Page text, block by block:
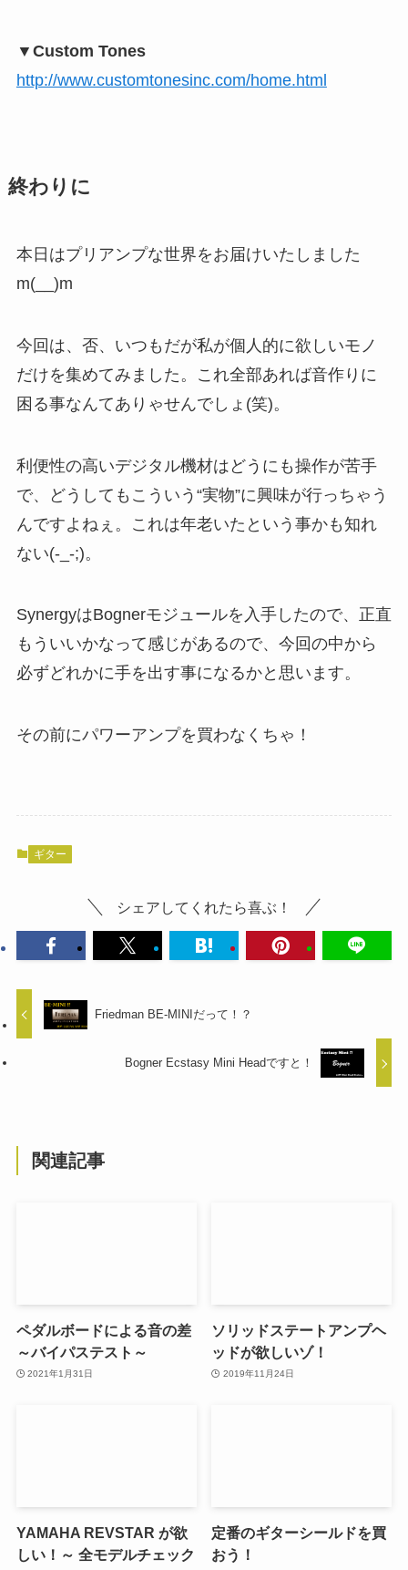
▼Custom Tones
http://www.customtonesinc.com/home.html
終わりに
本日はプリアンプな世界をお届けいたしました
m(__)m
今回は、否、いつもだが私が個人的に欲しいモノ
だけを集めてみました。これ全部あれば音作りに
困る事なんてありゃせんでしょ(笑)。
利便性の高いデジタル機材はどうにも操作が苦手
で、どうしてもこういう“実物”に興味が行っちゃう
んですよねぇ。これは年老いたという事かも知れ
ない(-_-;)。
SynergyはBognerモジュールを入手したので、正直
もういいかなって感じがあるので、今回の中から
必ずどれかに手を出す事になるかと思います。
その前にパワーアンプを買わなくちゃ！
ギター
シェアしてくれたら喜ぶ！
Friedman BE-MINIだって！？
Bogner Ecstasy Mini Headですと！
関連記事
ペダルボードによる音の差
～バイパステスト～
2021年1月31日
ソリッドステートアンプヘ
ッドが欲しいゾ！
2019年11月24日
YAMAHA REVSTAR が欲
しい！～ 全モデルチェック
定番のギターシールドを買
おう！